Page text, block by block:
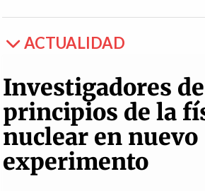
ACTUALIDAD
Investigadores
principios de la
nuclear en nuevo
experimento